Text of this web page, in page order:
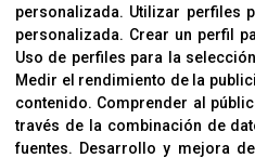
Política De Privacidad
OFICINAS
C/ Coneixement 5, 08850
Gavà (Barcelona)
personalizada. Utilizar perfiles
personalizada. Crear un perfil
Uso de perfiles para la
Medir el rendimiento de la
contenido. Comprender al
través de la combinación de
fuentes. Desarrollo y mejora